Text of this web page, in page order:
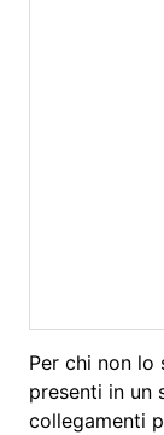
Per chi non lo
presenti in un
collegamenti